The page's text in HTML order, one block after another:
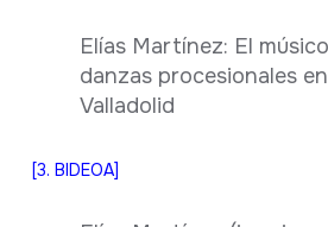
Elías Martínez: El
danzas procesionales
Valladolid
[3. BIDEOA]